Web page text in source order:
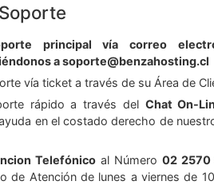
Soporte
principal vía correo
a soporte@benzahosting.cl
vía ticket a través de su Área de
rápido a través del Chat On-
en el costado derecho de
Telefónico al Número 02 2570
de Atención de lunes a viernes de